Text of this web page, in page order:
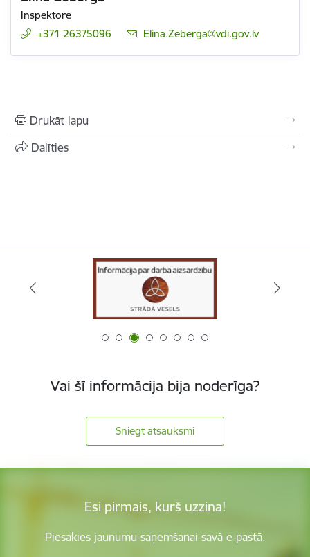
Inspektore
+371 26375096
E-pasts:
Elina.Zeberga@vdi.gov.lv
Drukāt lapu
Dalīties
Vai šī informācija bija noderīga?
Sniegt atsauksmi
Esi pirmais, kurš uzzina!
Piesakies jaunumu saņemšanai savā e-pastā.